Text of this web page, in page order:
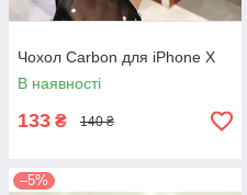
Чохол Carbon для iPhone X
В наявності
133 ₴ 140 ₴
–5%